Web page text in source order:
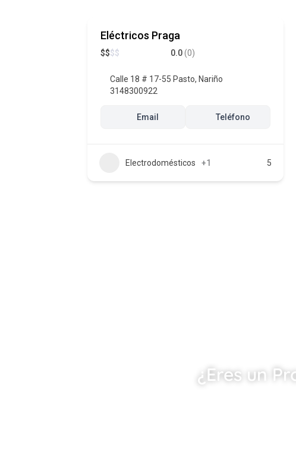
Eléctricos Praga
$$$$ 0.0(0)
Calle 18 # 17-55 Pasto, Nariño
3148300922
Email Teléfono
Electrodomésticos +1 5
¿Eres un